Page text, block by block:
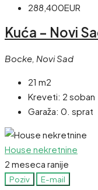
288,400EUR
Kuća – Novi
Bocke, Novi Sad
21 m2
Kreveti: 2 soban
Garaža: 0. sprat
House nekretnine
2 meseca ranije
Poziv E-mail